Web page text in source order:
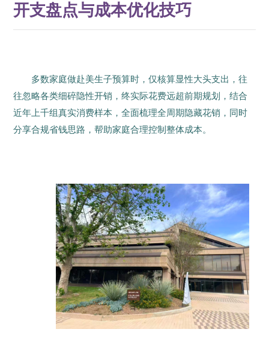
开支盘点与成本优化技巧
多数家庭做赴美生子预算时，仅核算显性大头支出，往
往忽略各类细碎隐性开销，终实际花费远超前期规划，结合
近年上千组真实消费样本，全面梳理全周期隐藏花销，同时
分享合规省钱思路，帮助家庭合理控制整体成本。